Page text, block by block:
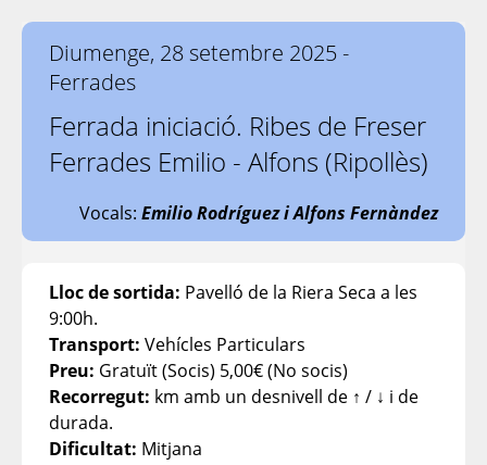
Diumenge, 28 setembre 2025 -
Ferrades
Ferrada iniciació. Ribes de Freser
Ferrades Emilio - Alfons (Ripollès)
Vocals: Emilio Rodríguez i Alfons Fernàndez
Lloc de sortida: Pavelló de la Riera Seca a les
9:00h.
Transport: Vehícles Particulars
Preu: Gratuït (Socis) 5,00€ (No socis)
Recorregut: km amb un desnivell de ↑ / ↓ i de
durada.
Dificultat: Mitjana